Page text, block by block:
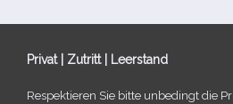
Privat | Zutritt | Leerstand
Respektieren Sie bitte unbe­dingt die